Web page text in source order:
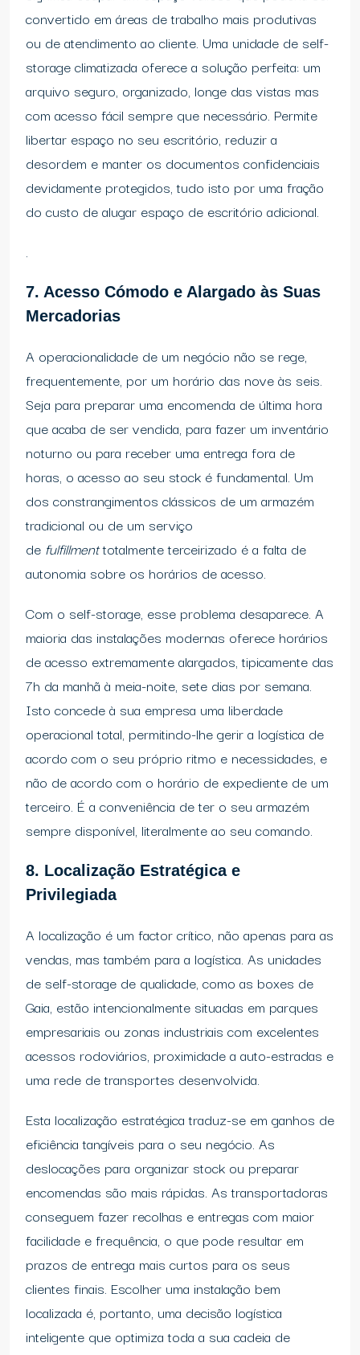
convertido em áreas de trabalho mais produtivas
ou de atendimento ao cliente. Uma unidade de self-
storage climatizada oferece a solução perfeita: um
arquivo seguro, organizado, longe das vistas mas
com acesso fácil sempre que necessário. Permite
libertar espaço no seu escritório, reduzir a
desordem e manter os documentos confidenciais
devidamente protegidos, tudo isto por uma fração
do custo de alugar espaço de escritório adicional.
.
7. Acesso Cómodo e Alargado às Suas
Mercadorias
A operacionalidade de um negócio não se rege,
frequentemente, por um horário das nove às seis.
Seja para preparar uma encomenda de última hora
que acaba de ser vendida, para fazer um inventário
noturno ou para receber uma entrega fora de
horas, o acesso ao seu stock é fundamental. Um
dos constrangimentos clássicos de um armazém
tradicional ou de um serviço
de fulfillmenttotalmente terceirizado é a falta de
autonomia sobre os horários de acesso.
Com o self-storage, esse problema desaparece. A
maioria das instalações modernas oferece horários
de acesso extremamente alargados, tipicamente das
7h da manhã à meia-noite, sete dias por semana.
Isto concede à sua empresa uma liberdade
operacional total, permitindo-lhe gerir a logística de
acordo com o seu próprio ritmo e necessidades, e
não de acordo com o horário de expediente de um
terceiro. É a conveniência de ter o seu armazém
sempre disponível, literalmente ao seu comando.
8. Localização Estratégica e
Privilegiada
A localização é um factor crítico, não apenas para as
vendas, mas também para a logística. As unidades
de self-storage de qualidade, como as boxes de
Gaia, estão intencionalmente situadas em parques
empresariais ou zonas industriais com excelentes
acessos rodoviários, proximidade a auto-estradas e
uma rede de transportes desenvolvida.
Esta localização estratégica traduz-se em ganhos de
eficiência tangíveis para o seu negócio. As
deslocações para organizar stock ou preparar
encomendas são mais rápidas. As transportadoras
conseguem fazer recolhas e entregas com maior
facilidade e frequência, o que pode resultar em
prazos de entrega mais curtos para os seus
clientes finais. Escolher uma instalação bem
localizada é, portanto, uma decisão logística
inteligente que optimiza toda a sua cadeia de